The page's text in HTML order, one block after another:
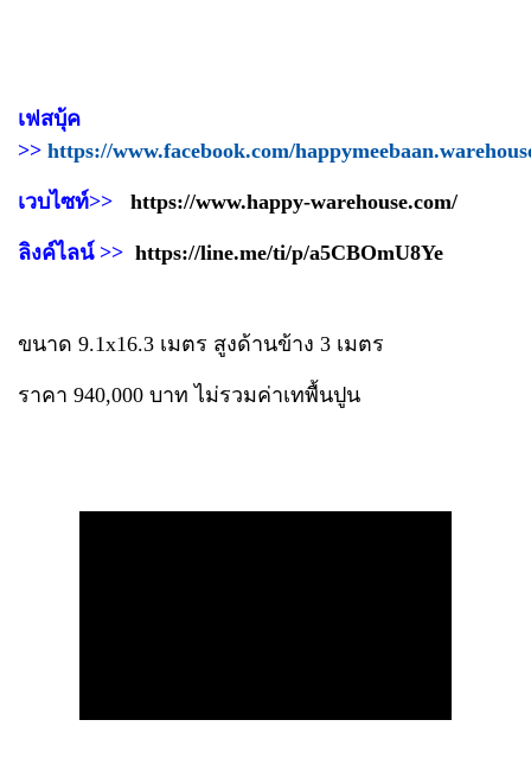
เฟสบุ้ค
>> https://www.facebook.com/
เวบไซท์>> https://www.happy-warehouse.com/
ลิงค์ไลน์ >> https://line.me/ti/p/a5CBOmU8Ye
ขนาด 9.1x16.3 เมตร สูงด้านข้าง 3 เมตร
ราคา 940,000 บาท ไม่รวมค่าเทพื้นปูน